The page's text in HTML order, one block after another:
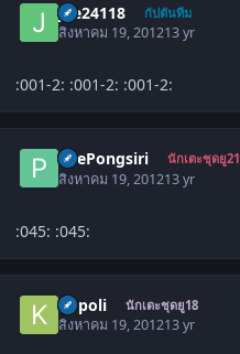
joe24118 กัปตันทีม
สิงหาคม 19, 201213 yr
:001-2: :001-2: :001-2:
PiiePongsiri นักเตะชุดยู21
สิงหาคม 19, 201213 yr
:045: :045:
kopoli นักเตะชุดยู18
สิงหาคม 19, 201213 yr